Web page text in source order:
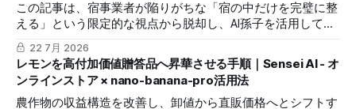
この記事は、宿事業者が陥りがちな「宿の中だけを完璧に整
える」という限定的な視点から脱却し、AI孫子を活用して
「旅全体」の顧客体験を再定義し、富裕層の獲得を目指すた
めの具体的な活用法を解説します。宿の経営者、プロデュー
サー、そして顧客体験の向上を目指す全ての方に役立つ内容
です。
22 7月 2026
レモンを高付加価値贈答品へ昇華させる手順｜Sensei AI - オ
ンラインストア × nano-banana-pro活用法
農作物の収益構造を改善し、卸値から直販価格へとシフトす